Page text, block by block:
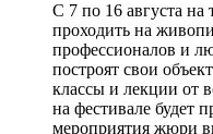
С 7 по 16 августа
проходить на
профессионалов и
построят свои
классы и лекции от
на фестивале будет
мероприятия жюри